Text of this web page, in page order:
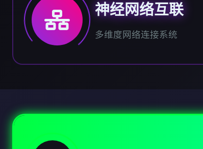
神经网络互联
多维度网络连接系统